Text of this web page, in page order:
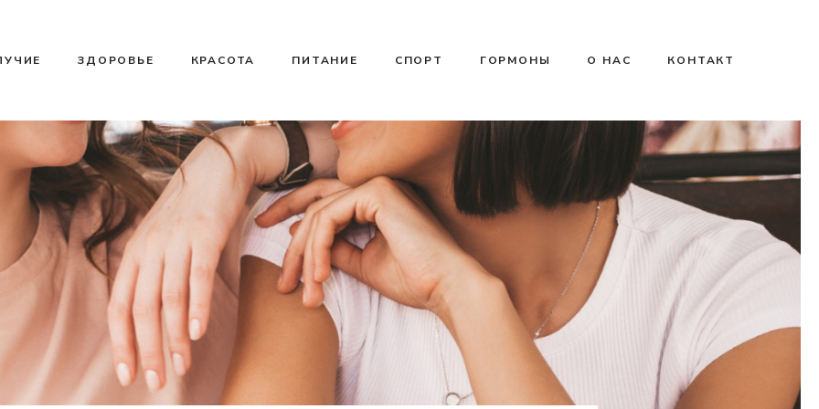
ЗДОРОВЬЕ КРАСОТА ПИТАНИЕ СПОРТ ГОРМОНЫ О НАС КОНТАКТ